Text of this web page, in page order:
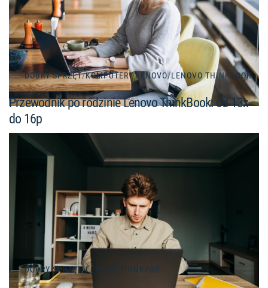
DOBRY SPRZĘT/KOMPUTERY LENOVO/LENOVO THINKBOOK
Przewodnik po rodzinie Lenovo ThinkBook: od 13x
do 16p
DOBRY SPRZĘT/LENOVO THINKPAD